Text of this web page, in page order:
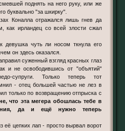
поднять на него руку, или же
буквально "за шкирку".
Коналла отражался лишь гнев да
как ирландец со всей злости сжал
девушка чуть ли носом ткнула его
он здесь оказался.
суженный взгляд красных глаз
и не освободившись от "объятий"
супруги. Только теперь тот
- отец большей частью не лез в
только по возвращению отпрыска с
что эта мегера обошлась тебе в
да и ещё нужно теперь
её цепких лап - просто вырвал ворот